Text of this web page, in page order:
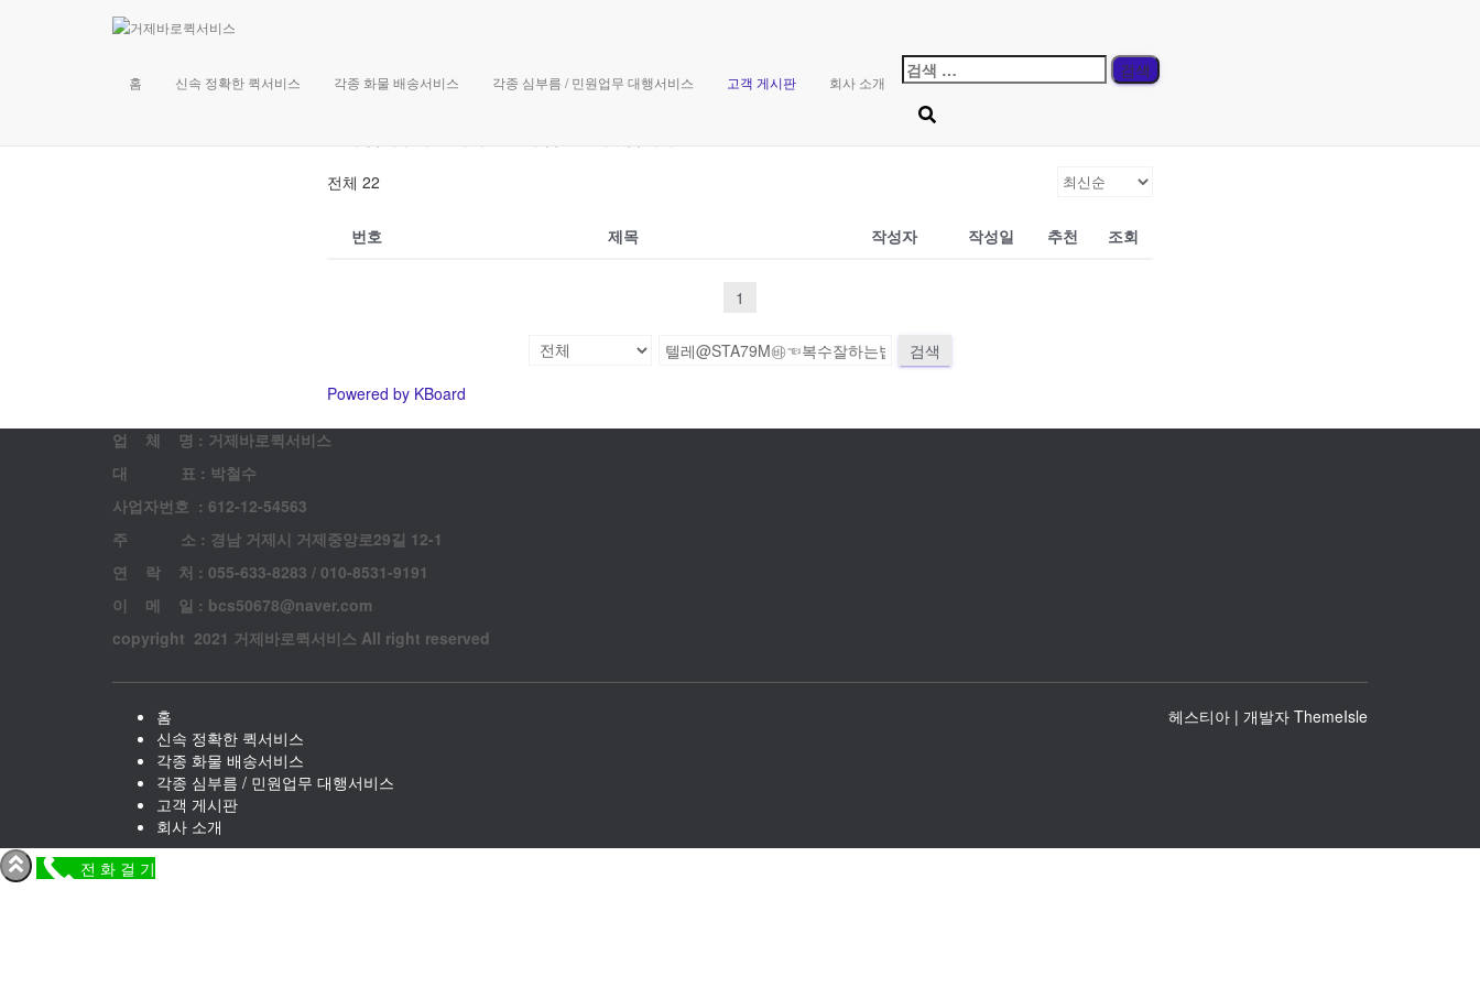
홈 신속 정확한 퀵서비스 각종 화물 배송서비스 각종 심부름 / 민원업무 대행서비스 고객 게시판 회사 소개
검
색:
전체 22
번호 제목 작성자 작성일 추천 조회
1
검색
Powered by KBoard
업 체 명 : 거제바로퀵서비스
대 표 : 박철수
사업자번호 : 612-12-54563
주 소 : 경남 거제시 거제중앙로29길 12-1
연 락 처 : 055-633-8283 / 010-8531-9191
이 메 일 : bcs50678@naver.com
copyright 2021 거제바로퀵서비스 All right reserved
홈
신속 정확한 퀵서비스
각종 화물 배송서비스
각종 심부름 / 민원업무 대행서비스
고객 게시판
회사 소개
헤스티아 | 개발자 ThemeIsle
전 화 걸 기